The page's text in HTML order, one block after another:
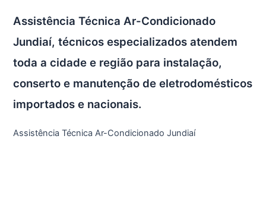
Assistência Técnica Ar-Condicionado
Jundiaí, técnicos especializados atendem
toda a cidade e região para instalação,
conserto e manutenção de eletrodomésticos
importados e nacionais.
Assistência Técnica Ar-Condicionado Jundiaí